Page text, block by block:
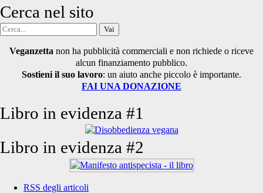
Cerca nel sito
Cerca
Veganzetta non ha pubblicità commerciali e non richiede o riceve
alcun finanziamento pubblico.
Sostieni il suo lavoro: un aiuto anche piccolo è importante.
FAI UNA DONAZIONE
Libro in evidenza #1
Libro in evidenza #2
RSS degli articoli